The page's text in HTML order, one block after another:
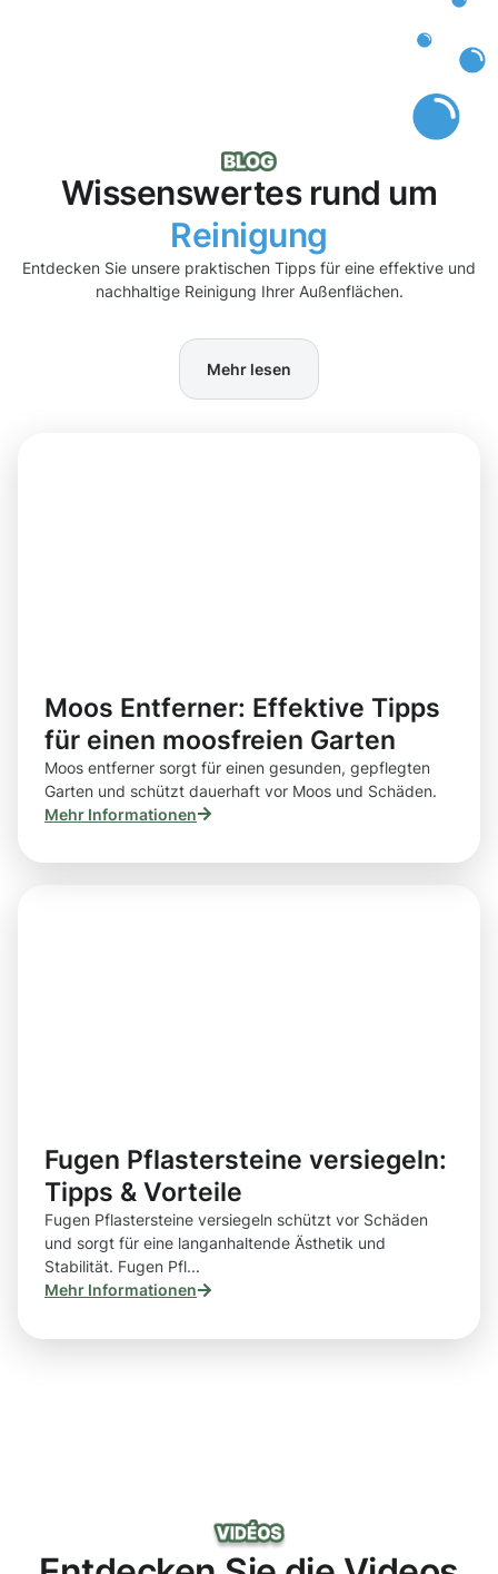
Wissenswertes rund um
Reinigung
Entdecken Sie unsere praktischen Tipps für eine effektive und
nachhaltige Reinigung Ihrer Außenflächen.
Mehr lesen
Moos Entferner: Effektive Tipps
für einen moosfreien Garten
Moos entferner sorgt für einen gesunden, gepflegten
Garten und schützt dauerhaft vor Moos und Schäden.
Mehr Informationen
Fugen Pflastersteine versiegeln:
Tipps & Vorteile
Fugen Pflastersteine versiegeln schützt vor Schäden
und sorgt für eine langanhaltende Ästhetik und
Stabilität. Fugen Pfl...
Mehr Informationen